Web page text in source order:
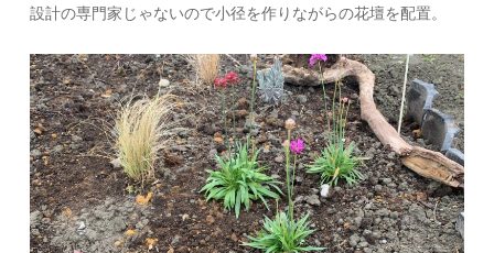
設計の専門家じゃないので小径を作りながらの花壇を配置。